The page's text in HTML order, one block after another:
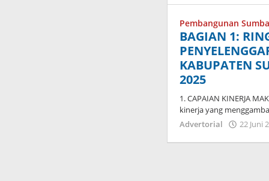
Pembangunan
BAGIAN 1:
KABUPATEN
2025
1. CAPAIAN KINERJA
kinerja yang
Advertorial
22 Juni